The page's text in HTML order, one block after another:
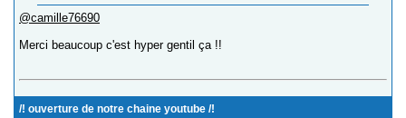
@camille76690
Merci beaucoup c'est hyper gentil ça !!
/! ouverture de notre chaine youtube /!